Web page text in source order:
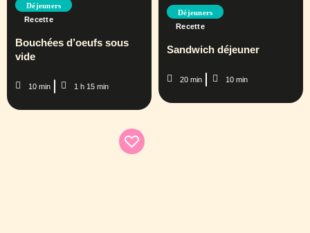
Déjeuners
Recette
Bouchées d’oeufs sous
vide
10 min 1 h 15 min
Déjeuners
Recette
Sandwich déjeuner
20 min 10 min